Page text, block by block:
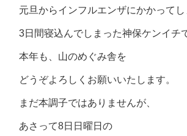
元旦からインフルエンザにかかってし
3日間寝込んでしまった神保ケンイチ
本年も、山のめぐみ舎を
どうぞよろしくお願いいたします。
まだ本調子ではありませんが、
あさって8日日曜日の